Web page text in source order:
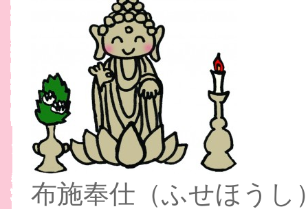
布施奉仕（ふせほうし